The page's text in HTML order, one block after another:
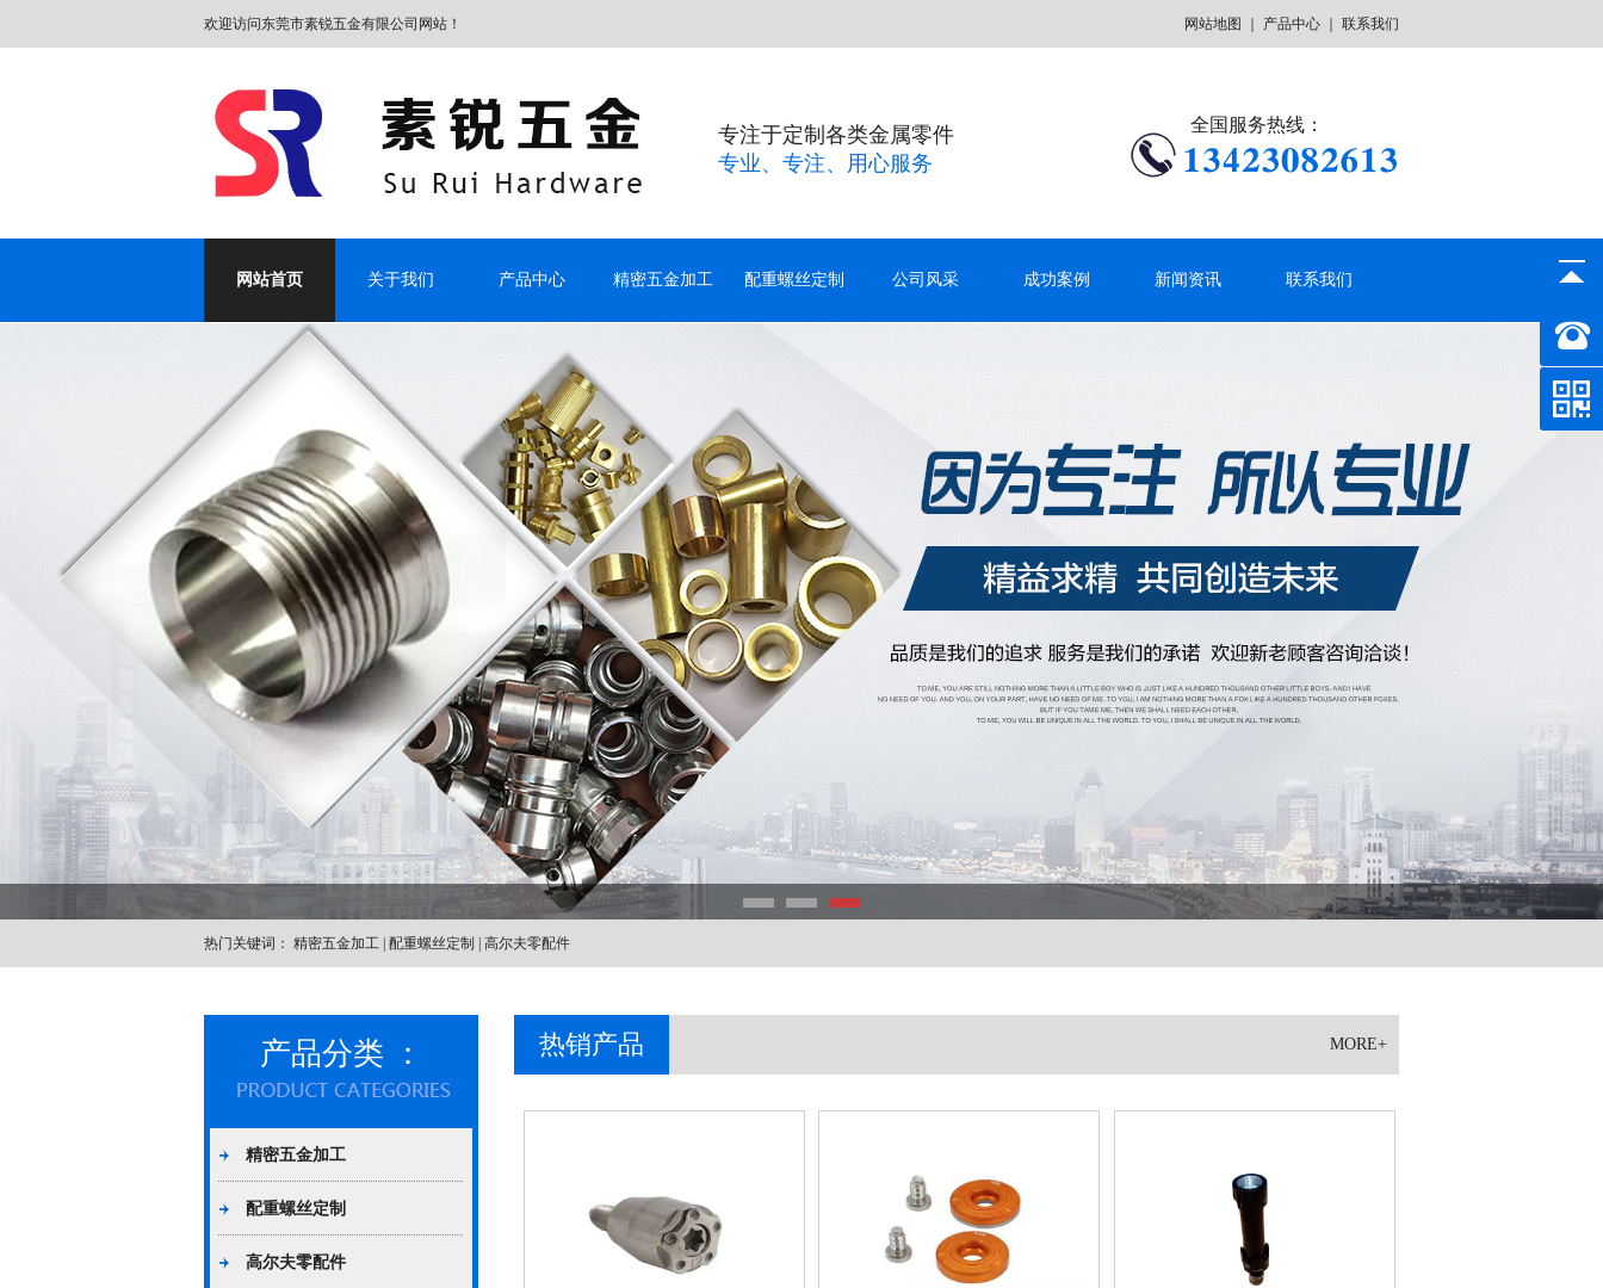
欢迎访问东莞市素锐五金有限公司网站！ 网站地图 产品中心 联系我们
专注于定制各类金属零件
专业、专注、用心服务
全国服务热线：
网站首页 关于我们 产品中心 精密五金加工 配重螺丝定制 公司风采 成功案例 新闻资讯 联系我们
热门关键词： 精密五金加工 配重螺丝定制 高尔夫零配件
产品分类 ：
精密五金加工
配重螺丝定制
高尔夫零配件
热销产品 MORE+